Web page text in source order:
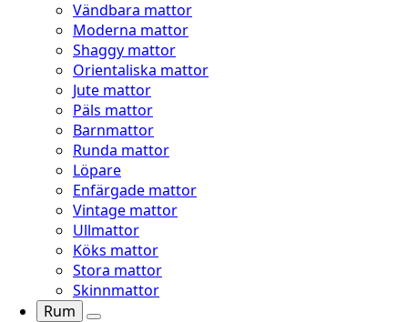
Vändbara mattor
Moderna mattor
Shaggy mattor
Orientaliska mattor
Jute mattor
Päls mattor
Barnmattor
Runda mattor
Löpare
Enfärgade mattor
Vintage mattor
Ullmattor
Köks mattor
Stora mattor
Skinnmattor
Rum